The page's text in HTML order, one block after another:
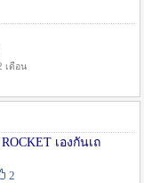
เดือน
เองกันเถ
2